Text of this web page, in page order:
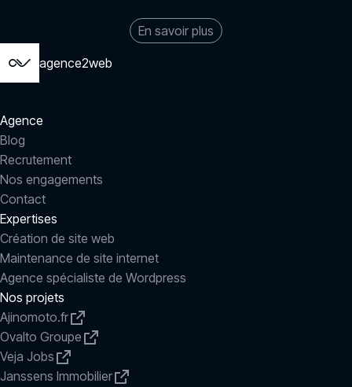
En savoir plus
agence2web
Agence
Blog
Recrutement
Nos engagements
Contact
Expertises
Création de site web
Maintenance de site internet
Agence spécialiste de Wordpress
Nos projets
Ajinomoto.fr
Ovalto Groupe
Veja Jobs
Janssens Immobilier